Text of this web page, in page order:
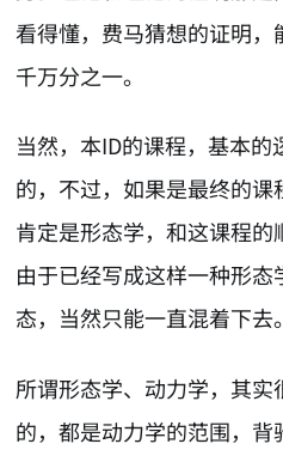
看得懂，费马猜想的证明
千万分之一。
当然，本ID的课程，基本
的，不过，如果是最终的课
肯定是形态学，和这课程的
由于已经写成这样一种形
态，当然只能一直混着下去。
所谓形态学、动力学，其
的，都是动力学的范围，